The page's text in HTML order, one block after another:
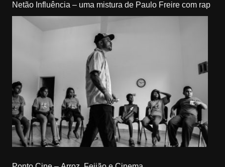
Netão Influência – uma mistura de Paulo Freire com rap